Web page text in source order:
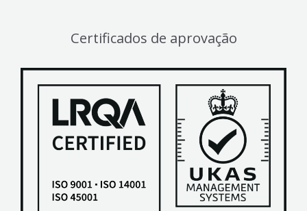
Certificados de aprovação